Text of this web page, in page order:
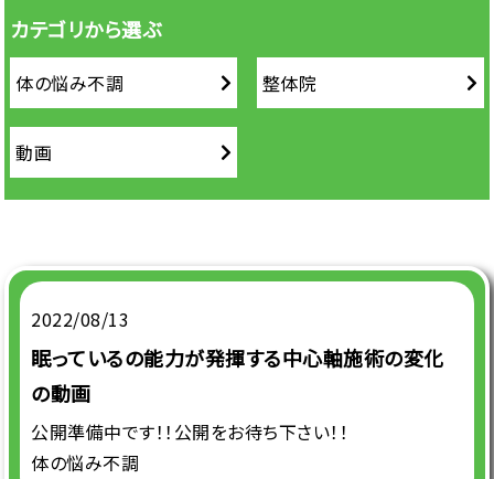
カテゴリから選ぶ
体の悩み不調 整体院
動画
2022/08/13
眠っているの能力が発揮する中心軸施術の変化
の動画
公開準備中です！！公開をお待ち下さい！！
体の悩み不調